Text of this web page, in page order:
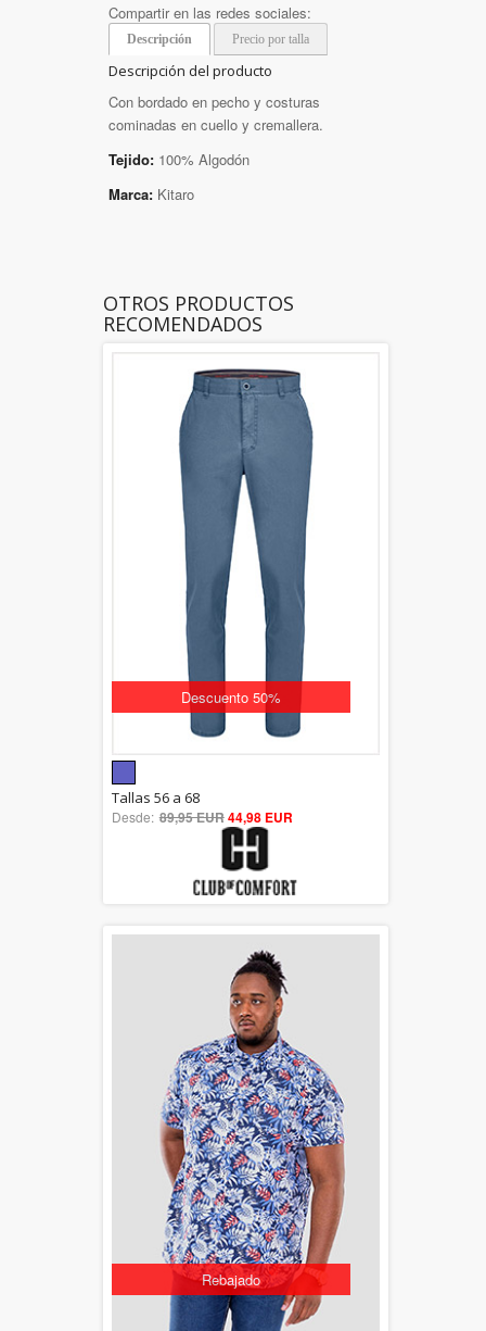
Compartir en las redes sociales:
Descripción Precio por talla
Descripción del producto
Con bordado en pecho y costuras
cominadas en cuello y cremallera.
Tejido: 100% Algodón
Marca: Kitaro
OTROS PRODUCTOS
RECOMENDADOS
Descuento 50%
out of 5
Tallas 56 a 68
Desde: 89,95 EUR44,98 EUR
Rebajado